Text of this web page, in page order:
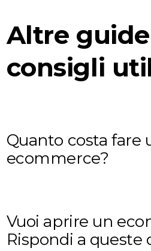
Altre
consigli
Quanto costa fare
ecommerce?
Vuoi aprire un
Rispondi a queste